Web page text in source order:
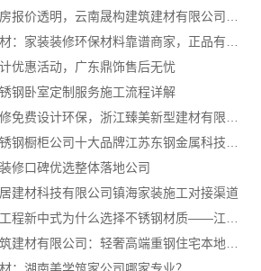
优惠活动，广东鼎饰售后无忧
钢卧室定制服务施工流程详解
修口碑优选整体落地公司
建材科技有限公司镇海家装施工对接渠道